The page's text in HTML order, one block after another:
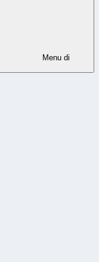
Menu di